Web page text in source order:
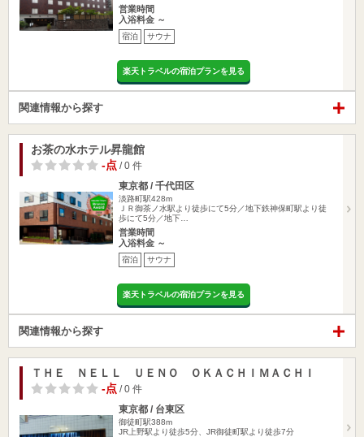
営業時間
入浴料金 ～
宿泊 サウナ
楽天トラベルの宿泊プランを見る
関連情報から探す
お茶の水ホテル昇龍館
-点 / 0 件
東京都 / 千代田区
淡路町駅428m
ＪＲ御茶ノ水駅より徒歩にて5分／地下鉄神保町駅より徒
歩にて5分／地下…
営業時間
入浴料金 ～
宿泊 サウナ
楽天トラベルの宿泊プランを見る
関連情報から探す
ＴＨＥ ＮＥＬＬ ＵＥＮＯ ＯＫＡＣＨＩＭＡＣＨＩ
-点 / 0 件
東京都 / 台東区
御徒町駅388m
JR上野駅より徒歩5分、JR御徒町駅より徒歩7分